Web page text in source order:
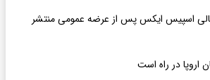
اسپیس ایکس پس از عرضه عمومی منتشر
اروپا در راه است